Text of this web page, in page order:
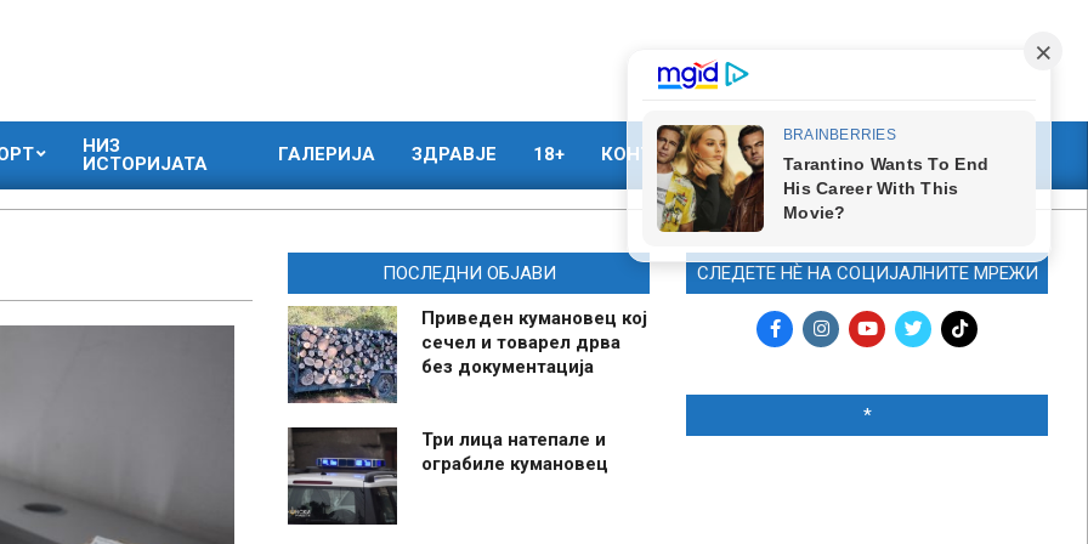
НИЗ
ИСТОРИЈАТА
ГАЛЕРИЈА ЗДРАВЈЕ 18+ КОНТАКТ МАРКЕТИНГ
ПОСЛЕДНИ ОБЈАВИ
Приведен кумановец кој
сечел и товарел дрва
без документација
Три лица натепале и
ограбиле кумановец
СЛЕДЕТЕ НЀ НА СОЦИЈАЛНИТЕ МРЕЖИ
*